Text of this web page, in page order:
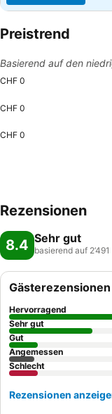
Preistrend
Basierend auf den
CHF 0
CHF 0
CHF 0
Rezensionen
8.4 Sehr gut
basierend auf
Gästerezensionen
Hervorragend
Sehr gut
Gut
Angemessen
Schlecht
Rezensionen